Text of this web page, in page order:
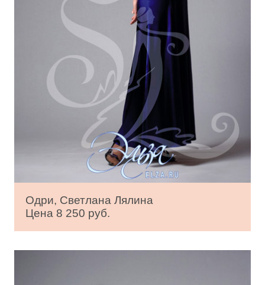
Одри, Светлана Лялина
Цена 8 250 руб.